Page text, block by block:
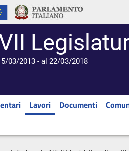
03/2013 - al 22/03/2018
Lavori Documenti